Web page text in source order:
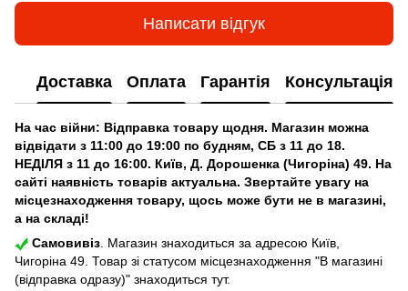
Написати відгук
Доставка Оплата Гарантія Консультація
На час війни: Відправка товару щодня. Магазин можна
відвідати з 11:00 до 19:00 по будням, СБ з 11 до 18.
НЕДІЛЯ з 11 до 16:00. Київ, Д. Дорошенка (Чигоріна) 49. На
сайті наявність товарів актуальна. Звертайте увагу на
місцезнаходження товару, щось може бути не в магазині,
а на складі!
Самовивіз . Магазин знаходиться за адресою Київ,
Чигоріна 49. Товар зі статусом місцезнаходження "В магазині
(відправка одразу)" знаходиться тут.